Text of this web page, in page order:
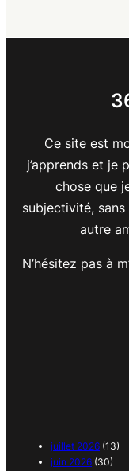
Ce site est
j’apprends et je
chose que
subjectivité,
autre
N’hésitez pas à
juillet 2026 (13)
juin 2026 (30)